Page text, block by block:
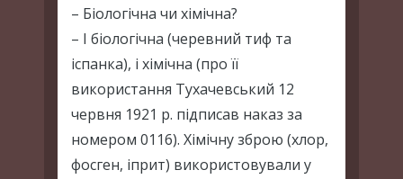
– Біологічна чи хімічна?
– І біологічна (черевний тиф та
іспанка), і хімічна (про її
використання Тухачевський 12
червня 1921 р. підписав наказ за
номером 0116). Хімічну зброю (хлор,
фосген, іприт) використовували у